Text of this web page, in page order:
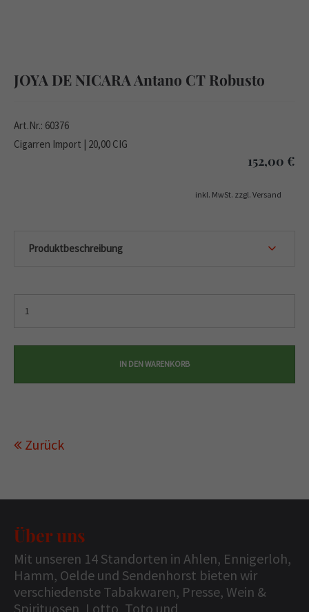
JOYA DE NICARA Antano CT Robusto
Art.Nr.: 60376
Cigarren Import | 20,00 CIG
152,00 €
inkl. MwSt. zzgl. Versand
Produktbeschreibung
Zurück
Über uns
Mit unseren 14 Standorten in Ahlen, Ennigerloh,
Hamm, Oelde und Sendenhorst bieten wir
verschiedenste Tabakwaren, Presse, Wein &
Spirituosen, Lotto, Toto und